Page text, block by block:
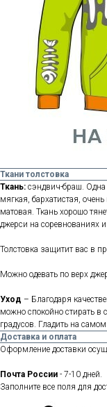
Ткани толстовка
Ткань: сэндвич-браш. Одна
мягкая, бархатистая,
матовая. Ткань хорошо
джерси на соревнованиях
Толстовка защитит вас в
Можно одевать по верх
Уход – Благодаря
можно спокойно стирать в
градусов. Гладить на
Доставка и оплата
Оформление доставки
Почта России - 7-10 дней.
Заполните все поля для